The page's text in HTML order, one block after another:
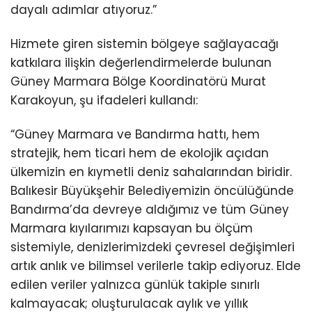
dayalı adımlar atıyoruz.”
Hizmete giren sistemin bölgeye sağlayacağı
katkılara ilişkin değerlendirmelerde bulunan
Güney Marmara Bölge Koordinatörü Murat
Karakoyun, şu ifadeleri kullandı:
“Güney Marmara ve Bandırma hattı, hem
stratejik, hem ticari hem de ekolojik açıdan
ülkemizin en kıymetli deniz sahalarından biridir.
Balıkesir Büyükşehir Belediyemizin öncülüğünde
Bandırma’da devreye aldığımız ve tüm Güney
Marmara kıyılarımızı kapsayan bu ölçüm
sistemiyle, denizlerimizdeki çevresel değişimleri
artık anlık ve bilimsel verilerle takip ediyoruz. Elde
edilen veriler yalnızca günlük takiple sınırlı
kalmayacak; oluşturulacak aylık ve yıllık